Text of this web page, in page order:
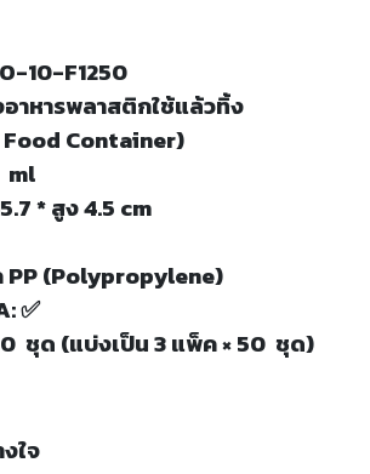
10-F1250
อาหารพลาสติกใช้แล้วทิ้ง
Container)
ml
* สูง 4.5 cm
PP (Polypropylene)
✅
ชุด (แบ่งเป็น 3 แพ็ค × 50 ชุด)
ใจ